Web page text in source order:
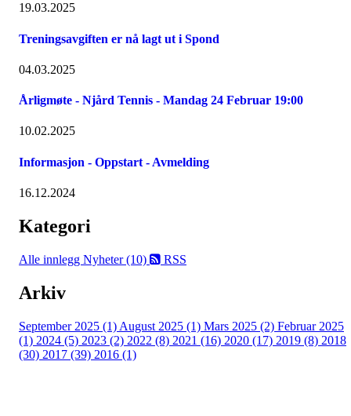
19.03.2025
Treningsavgiften er nå lagt ut i Spond
04.03.2025
Årligmøte - Njård Tennis - Mandag 24 Februar 19:00
10.02.2025
Informasjon - Oppstart - Avmelding
16.12.2024
Kategori
Alle innlegg Nyheter (10) RSS
Arkiv
September 2025 (1) August 2025 (1) Mars 2025 (2) Februar 2025
(1) 2024 (5) 2023 (2) 2022 (8) 2021 (16) 2020 (17) 2019 (8) 2018
(30) 2017 (39) 2016 (1)